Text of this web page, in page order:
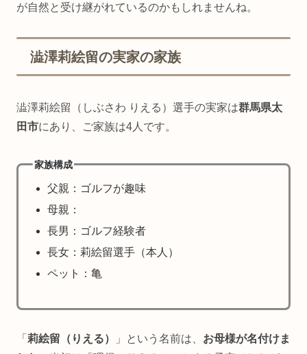
が自然と受け継がれているのかもしれませんね。
澁澤莉絵留の実家の家族
澁澤莉絵留（しぶさわ りえる）選手の実家は群馬県太
田市にあり、ご家族は4人です。
家族構成
父親：ゴルフが趣味
母親：
長男：ゴルフ経験者
長女：莉絵留選手（本人）
ペット：亀
「 莉絵留（りえる） 」という名前は、 お母様が名付けま